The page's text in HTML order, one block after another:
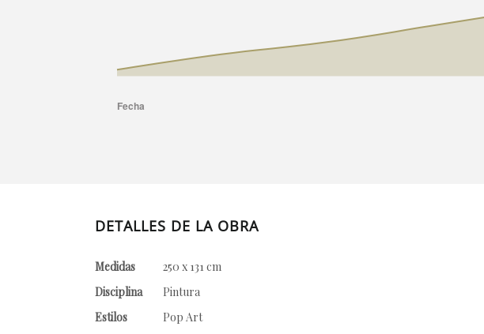
DETALLES DE LA OBRA
Medidas
250 x 131 cm
Disciplina
Pintura
Estilos
Pop Art